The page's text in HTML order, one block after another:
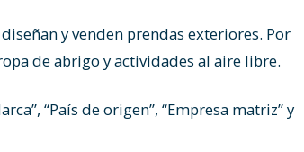
y venden prendas exteriores. Por
de abrigo y actividades al aire libre.
“País de origen”, “Empresa matriz” y